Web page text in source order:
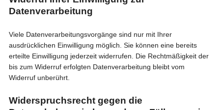
Datenverarbeitung
Viele Datenverarbeitungsvorgänge sind nur mit Ihrer
ausdrücklichen Einwilligung möglich. Sie können eine bereits
erteilte Einwilligung jederzeit widerrufen. Die Rechtmäßigkeit der
bis zum Widerruf erfolgten Datenverarbeitung bleibt vom
Widerruf unberührt.
Widerspruchsrecht gegen die